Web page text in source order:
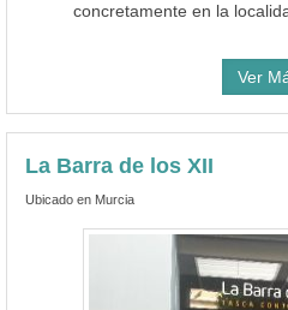
concretamente en la
Ver
La Barra de los XII
Ubicado en Murcia